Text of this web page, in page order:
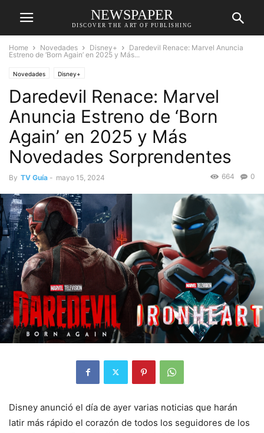
NEWSPAPER
DISCOVER THE ART OF PUBLISHING
Home Novedades Disney+
Daredevil Renace: Marvel Anuncia
Estreno de ‘Born Again’ en 2025 y Más...
Novedades Disney+
Daredevil Renace: Marvel
Anuncia Estreno de ‘Born
Again’ en 2025 y Más
Novedades Sorprendentes
By TV Guía - mayo 15, 2024 0
664
Disney anunció el día de ayer varias noticias que harán
latir más rápido el corazón de todos los seguidores de los